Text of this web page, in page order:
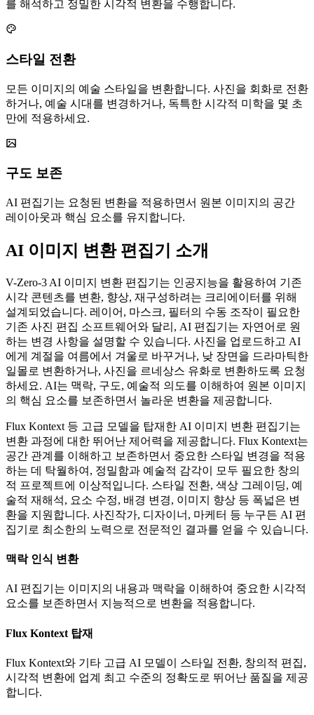
를 해석하고 정밀한 시각적 변환을 수행합니다.
스타일 전환
모든 이미지의 예술 스타일을 변환합니다. 사진을 회화로 전환
하거나, 예술 시대를 변경하거나, 독특한 시각적 미학을 몇 초
만에 적용하세요.
구도 보존
AI 편집기는 요청된 변환을 적용하면서 원본 이미지의 공간
레이아웃과 핵심 요소를 유지합니다.
AI 이미지 변환 편집기 소개
V-Zero-3 AI 이미지 변환 편집기는 인공지능을 활용하여 기존
시각 콘텐츠를 변환, 향상, 재구성하려는 크리에이터를 위해
설계되었습니다. 레이어, 마스크, 필터의 수동 조작이 필요한
기존 사진 편집 소프트웨어와 달리, AI 편집기는 자연어로 원
하는 변경 사항을 설명할 수 있습니다. 사진을 업로드하고 AI
에게 계절을 여름에서 겨울로 바꾸거나, 낮 장면을 드라마틱한
일몰로 변환하거나, 사진을 르네상스 유화로 변환하도록 요청
하세요. AI는 맥락, 구도, 예술적 의도를 이해하여 원본 이미지
의 핵심 요소를 보존하면서 놀라운 변환을 제공합니다.
Flux Kontext 등 고급 모델을 탑재한 AI 이미지 변환 편집기는
변환 과정에 대한 뛰어난 제어력을 제공합니다. Flux Kontext는
공간 관계를 이해하고 보존하면서 중요한 스타일 변경을 적용
하는 데 탁월하여, 정밀함과 예술적 감각이 모두 필요한 창의
적 프로젝트에 이상적입니다. 스타일 전환, 색상 그레이딩, 예
술적 재해석, 요소 수정, 배경 변경, 이미지 향상 등 폭넓은 변
환을 지원합니다. 사진작가, 디자이너, 마케터 등 누구든 AI 편
집기로 최소한의 노력으로 전문적인 결과를 얻을 수 있습니다.
맥락 인식 변환
AI 편집기는 이미지의 내용과 맥락을 이해하여 중요한 시각적
요소를 보존하면서 지능적으로 변환을 적용합니다.
Flux Kontext 탑재
Flux Kontext와 기타 고급 AI 모델이 스타일 전환, 창의적 편집,
시각적 변환에 업계 최고 수준의 정확도로 뛰어난 품질을 제공
합니다.